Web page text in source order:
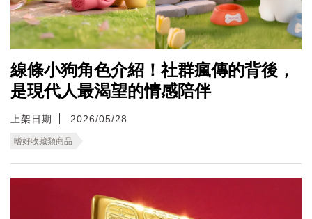
線條小狗角色介紹！社群瘋傳的背後，
是現代人最渴望的情感陪伴
上架日期 2026/05/28
嗜好收藏類商品